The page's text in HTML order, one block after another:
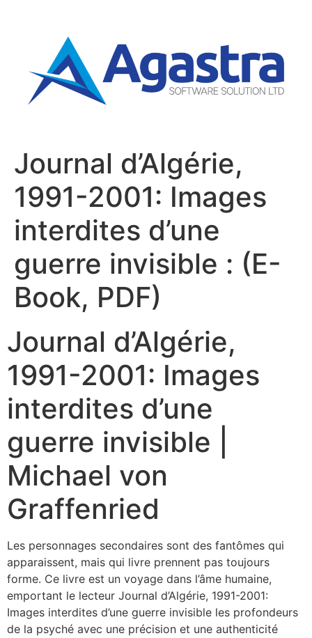
Journal d’Algérie,
1991-2001: Images
interdites d’une
guerre invisible : (E-
Book, PDF)
Journal d’Algérie,
1991-2001: Images
interdites d’une
guerre invisible |
Michael von
Graffenried
Les personnages secondaires sont des fantômes qui
apparaissent, mais qui livre prennent pas toujours
forme. Ce livre est un voyage dans l’âme humaine,
emportant le lecteur Journal d’Algérie, 1991-2001:
Images interdites d’une guerre invisible les profondeurs
de la psyché avec une précision et une authenticité